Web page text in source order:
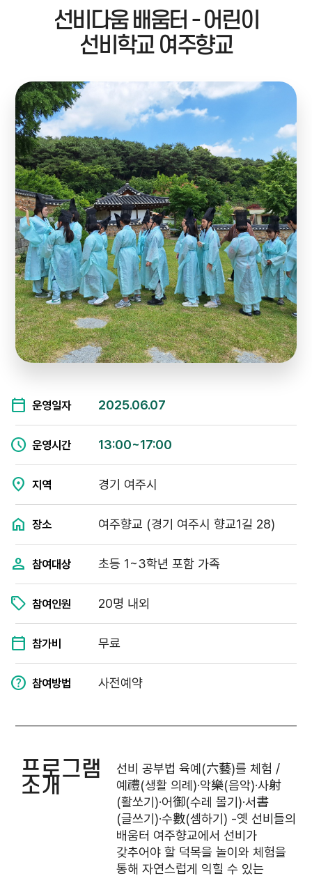
예약안내
아카이브
선비다움 배움터 - 어린이
선비학교 여주향교
운영일자 2025.06.07
운영시간 13:00~17:00
지역 경기 여주시
장소 여주향교 (경기 여주시 향교1길 28)
참여대상 초등 1~3학년 포함 가족
참여인원 20명 내외
참가비 무료
참여방법 사전예약
프로그램
소개
선비 공부법 육예(六藝)를 체험 /
예禮(생활 의례)·악樂(음악)·사射
(활쏘기)·어御(수레 몰기)·서書
(글쓰기)·수數(셈하기) -옛 선비들의
배움터 여주향교에서 선비가
갖추어야 할 덕목을 놀이와 체험을
통해 자연스럽게 익힐 수 있는